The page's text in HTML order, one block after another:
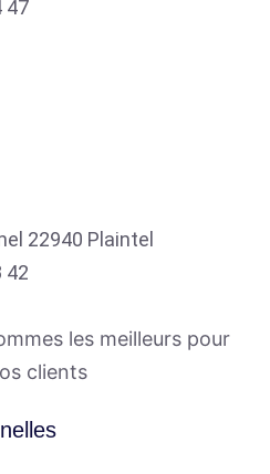
47
22940 Plaintel
42
les meilleurs pour
clients